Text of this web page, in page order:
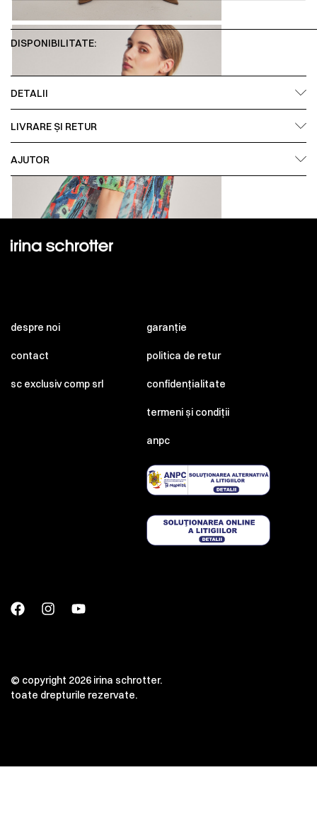
DISPONIBILITATE:
DETALII
LIVRARE ȘI RETUR
AJUTOR
despre noi
contact
sc exclusiv comp srl
garanție
politica de retur
confidențialitate
termeni și condiții
anpc
© copyright 2026 irina schrotter.
toate drepturile rezervate.